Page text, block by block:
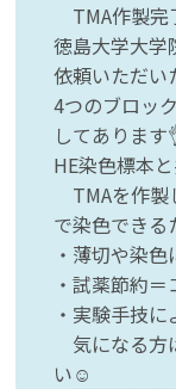
TMA作製完
徳島大学大学
依頼いただい
4つのブロッ
してあります
HE染色標本
TMAを作
で染色できる
・薄切や染
・試薬節約
・実験手技
気になる方
い☺️